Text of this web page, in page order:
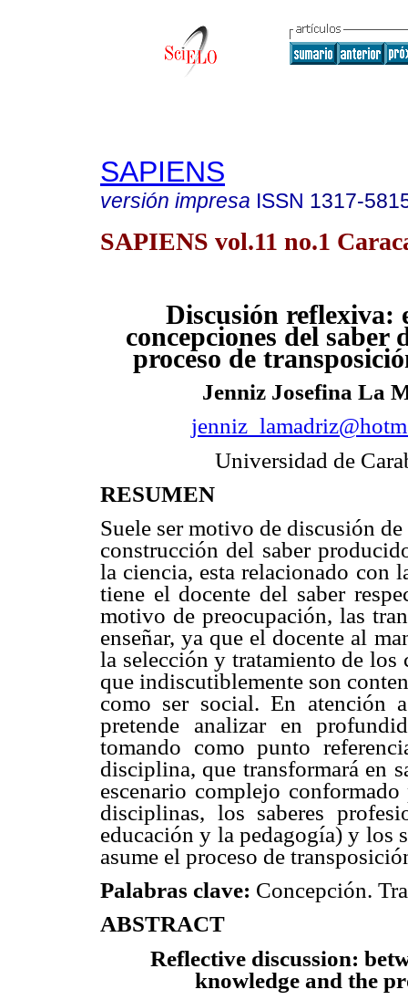
SAPIENS
versión impresa ISSN 1317-
SAPIENS vol.11 no.1
Discusión reflexiva:
concepciones del saber
proceso de
Jenniz Josefina La
Universidad de
RESUMEN
Suele ser motivo de discusión
construcción del saber
la ciencia, esta relacionado con
tiene el docente del saber
motivo de preocupación, las
enseñar, ya que el docente al
la selección y tratamiento de los
que indiscutiblemente son
como ser social. En atención
pretende analizar en
tomando como punto
disciplina, que transformará en
escenario complejo
disciplinas, los saberes
educación y la pedagogía) y los
asume el proceso de
Palabras clave: Concepción.
ABSTRACT
Reflective discussion:
knowledge and the